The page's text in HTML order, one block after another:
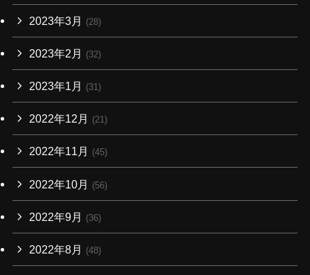
2023年3月 (28)
2023年2月 (32)
2023年1月 (31)
2022年12月 (21)
2022年11月 (45)
2022年10月 (56)
2022年9月 (36)
2022年8月 (48)